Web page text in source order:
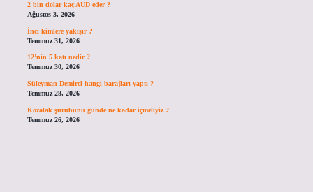
2 bin dolar kaç AUD eder ?
Ağustos 3, 2026
İnci kimlere yakışır ?
Temmuz 31, 2026
12’nin 5 katı nedir ?
Temmuz 30, 2026
Süleyman Demirel hangi barajları yaptı ?
Temmuz 28, 2026
Kozalak şurubunu günde ne kadar içmeliyiz ?
Temmuz 26, 2026